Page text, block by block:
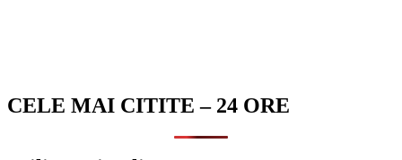
CELE MAI CITITE – 24 ORE